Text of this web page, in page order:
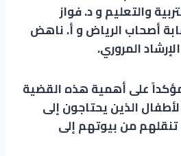
والتعليم و د. فواز
أصحاب الرياض و أ. ناهض
المروري.
على أهمية هذه القضية
الذين يحتاجون إلى
تنقلهم من بيوتهم إلى